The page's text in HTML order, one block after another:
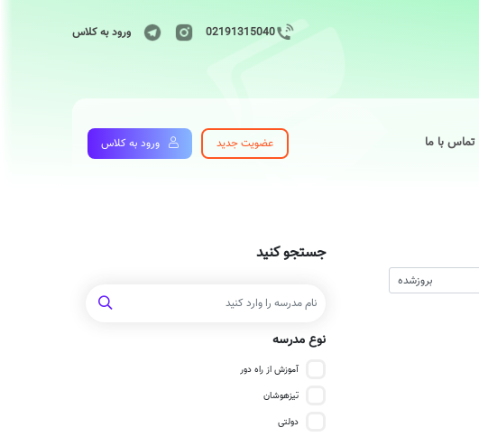
02191315040 ورود به کلاس
تماس با ما عضویت جدید ورود به کلاس
جستجو کنید
نوع مدرسه
آموزش از راه دور
تیزهوشان
دولتی